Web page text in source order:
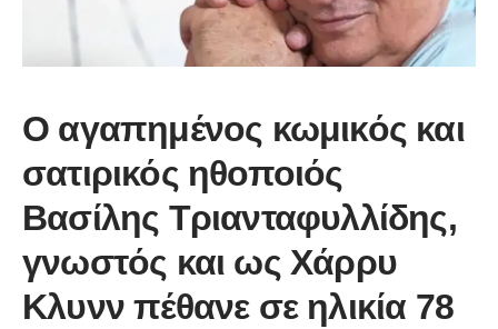
Ο αγαπημένος κωμικός και
σατιρικός ηθοποιός
Βασίλης Τριανταφυλλίδης,
γνωστός και ως Χάρρυ
Κλυνν πέθανε σε ηλικία 78